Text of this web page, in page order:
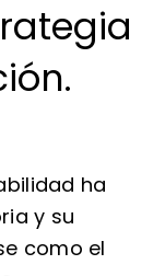
ha
y su
como el